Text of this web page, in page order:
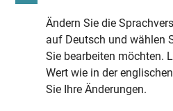
Ändern Sie die
auf Deutsch und wählen
Sie bearbeiten möchten.
Wert wie in der
Sie Ihre Änderungen.